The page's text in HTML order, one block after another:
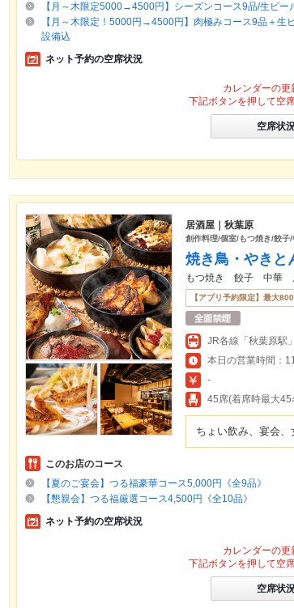
【月～木限定5000→4500円】シーズンコース9品/生ビ
【月～木限定！5000円→4500円】肉極みコース9品＋生
設備込
ネット予約の空席状況
カレンダーの更
下記ボタンを押して空
空席状
居酒屋｜秋葉原
創作料理/個室/もつ焼き/餃子
焼き鳥・やきと
もつ焼き 餃子 中華
【アプリ予約限定】最大
本日の営業時間：
-
45席(着席時最大
ちょい飲み、宴会
このお店のコース
【夏のご宴会】つる福豪華コース5,000円《全9品》
【懇親会】つる福厳選コース4,500円《全10品》
ネット予約の空席状況
カレンダーの更
下記ボタンを押して空
空席状